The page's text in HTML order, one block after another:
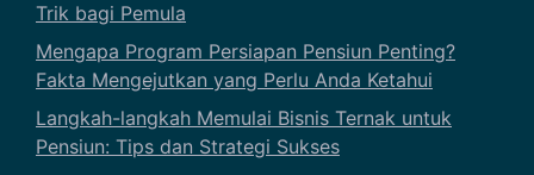
Trik bagi Pemula
Mengapa Program Persiapan Pensiun Penting?
Fakta Mengejutkan yang Perlu Anda Ketahui
Langkah-langkah Memulai Bisnis Ternak untuk
Pensiun: Tips dan Strategi Sukses